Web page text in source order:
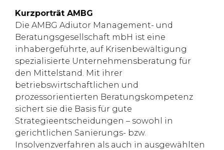
Kurzporträt AMBG
Die AMBG Adiutor Management- und
Beratungsgesellschaft mbH ist eine
inhabergeführte, auf Krisenbewältigung
spezialisierte Unternehmensberatung für
den Mittelstand. Mit ihrer
betriebswirtschaftlichen und
prozessorientierten Beratungskompetenz
sichert sie die Basis für gute
Strategieentscheidungen – sowohl in
gerichtlichen Sanierungs- bzw.
Insolvenzverfahren als auch in ausgewählten